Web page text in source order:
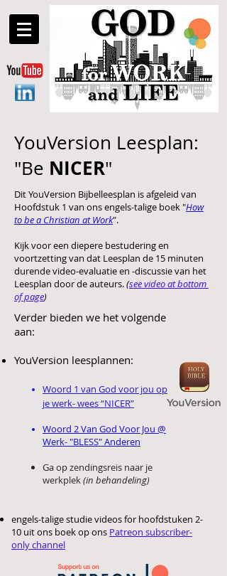
YouVersion Leesplan:
"Be NICER"
Dit YouVersion Bijbelleesplan is afgeleid van
Hoofdstuk 1 van ons engels-talige boek "How
to be a Christian at Work".
Kijk voor een diepere bestudering en
voortzetting van dat Leesplan de 15 minuten
durende video-evaluatie en -discussie van het
Leesplan door de auteurs.(see video at bottom
of page)
Verder bieden we het volgende
aan:
YouVersion leesplannen:
Woord 1 van God voor jou op
je werk- wees “NICER”
Woord 2 Van God Voor Jou @
Werk- "BLESS" Anderen
Ga op zendingsreis naar je
werkplek(in behandeling)
engels-talige studie videos for hoofdstuken 2-
10 uit ons boek op ons Patreon subscriber-
only channel